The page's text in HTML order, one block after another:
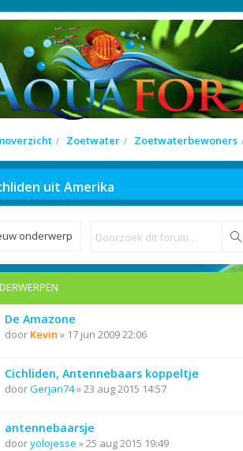
Zoetwater Zoetwaterbewoners
uit Amerika
onderwerp
De Amazone
door Kevin » 17 jun 2009 22:06
Cichliden, Antennebaars koppeltje
doorGerjan74»23 aug 2015 14:57
antennebaarsje
dooryolojesse »25 aug 2015 19:49